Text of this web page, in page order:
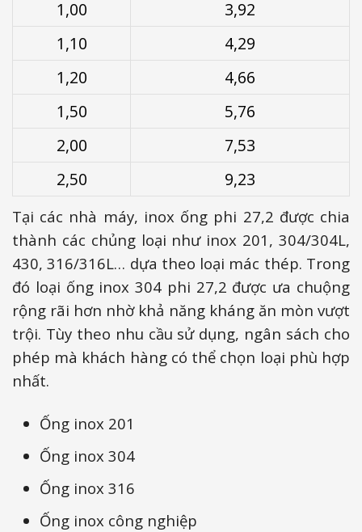
1,00
3,92
1,10
4,29
1,20
4,66
1,50
5,76
2,00
7,53
2,50
9,23
Tại các nhà máy, inox ống phi 27,2 được chia
thành các chủng loại như inox 201, 304/304L,
430, 316/316L… dựa theo loại mác thép. Trong
đó loại ống inox 304 phi 27,2 được ưa chuộng
rộng rãi hơn nhờ khả năng kháng ăn mòn vượt
trội. Tùy theo nhu cầu sử dụng, ngân sách cho
phép mà khách hàng có thể chọn loại phù hợp
nhất.
Ống inox 201
Ống inox 304
Ống inox 316
Ống inox công nghiệp